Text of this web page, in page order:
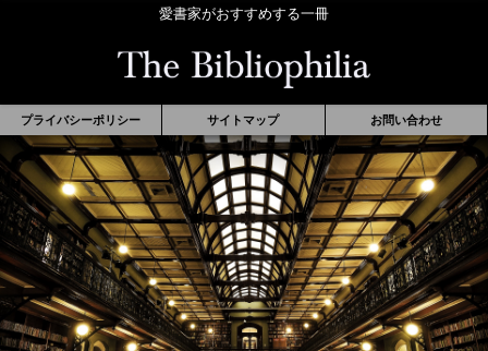
愛書家がおすすめする一冊
プライバシーポリシー サイトマップ お問い合わせ